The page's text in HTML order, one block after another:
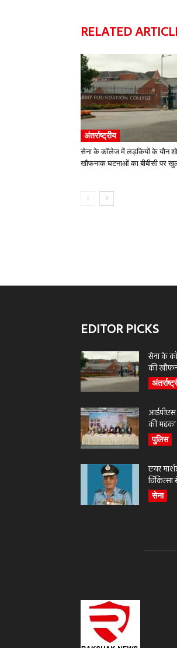
RELATED
अंतर्राष्ट्रीय
सेना के कॉलेज में लड़कियों के यौन
खौफनाक घटनाओं का बीबीसी पर
EDITOR PICKS
सेना के
की
आईपीएस
की
पुलिस
एयर
सेना